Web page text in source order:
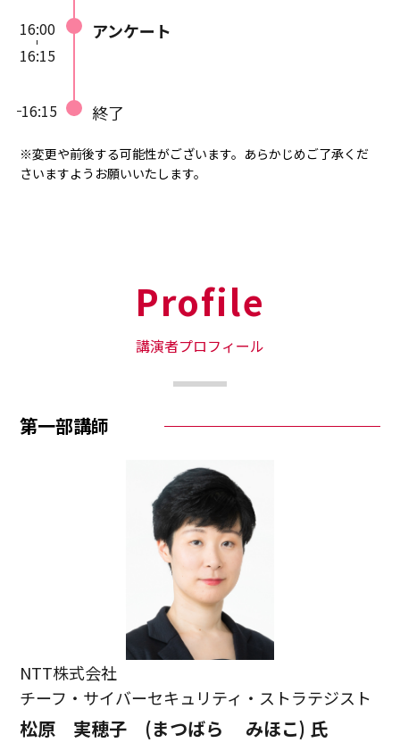
16:00
16:15
アンケート
16:15 終了
※変更や前後する可能性がございます。あらかじめご了承くだ
さいますようお願いいたします。
Profile
講演者プロフィール
第一部講師
NTT株式会社
チーフ・サイバーセキュリティ・ストラテジスト
松原 実穂子 (まつばら みほこ) 氏